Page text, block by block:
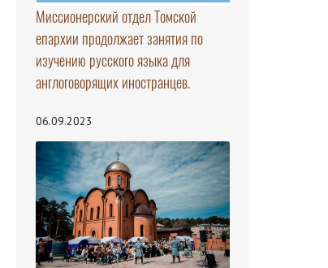
Миссионерский отдел Томской
епархии продолжает занятия по
изучению русского языка для
англоговорящих иностранцев.
06.09.2023